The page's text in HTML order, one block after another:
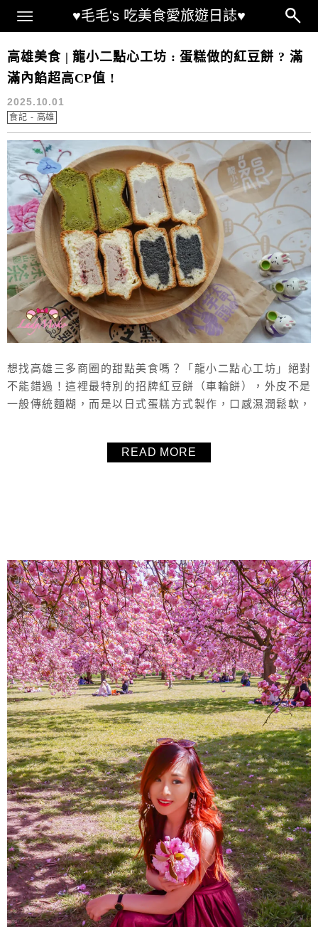
♥毛毛's 吃美食愛旅遊日誌♥
Main Menu
龍小二點心工坊菜單
高雄美食 | 龍小二點心工坊 : 蛋糕做的紅豆餅 ? 滿
滿內餡超高CP值 !
2025.10.01
食記 - 高雄
想找高雄三多商圈的甜點美食嗎？「龍小二點心工坊」絕對
不能錯過！這裡最特別的招牌紅豆餅（車輪餅），外皮不是
一般傳統麵糊，而是以日式蛋糕方式製作，口感濕潤鬆軟，
店家嚴選食材、重視食安，讓人吃得安心又滿足。此外還有
READ MORE
About